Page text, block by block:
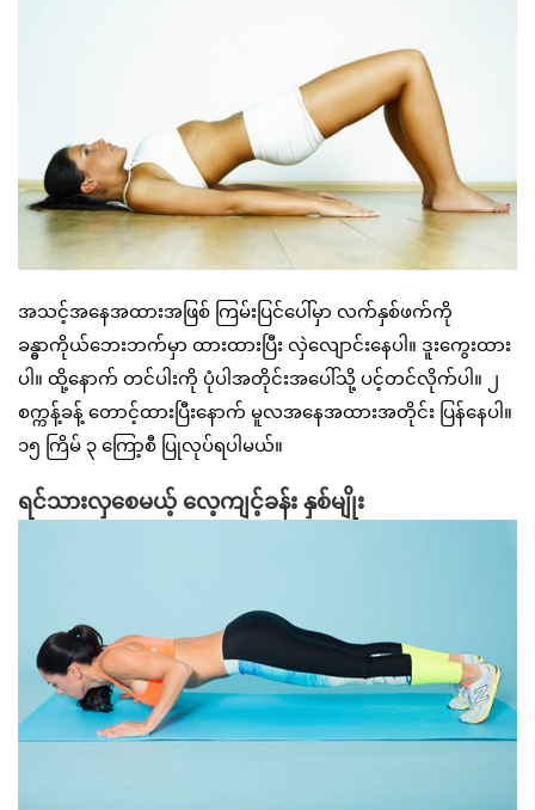
အသင့်အနေအထားအဖြစ် ကြမ်းပြင်ပေါ်မှာ လက်နှစ်ဖက်ကို
ခန္ဓာကိုယ်ဘေးဘက်မှာ ထားထားပြီး လှဲလျောင်းနေပါ။ ဒူးကွေးထား
ပါ။ ထို့နောက် တင်ပါးကို ပုံပါအတိုင်းအပေါ်သို့ ပင့်တင်လိုက်ပါ။ ၂
စက္ကန့်ခန့် တောင့်ထားပြီးနောက် မူလအနေအထားအတိုင်း ပြန်နေပါ။
၁၅ ကြိမ် ၃ ကြော့စီ ပြုလုပ်ရပါမယ်။
ရင်သားလှစေမယ့် လေ့ကျင့်ခန်း နှစ်မျိုး